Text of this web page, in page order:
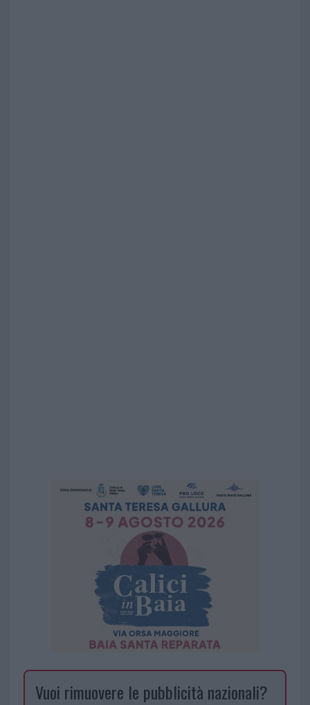
Vuoi rimuovere le pubblicità nazionali?